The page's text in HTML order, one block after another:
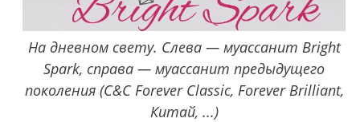
На дневном свету. Слева — муассанит Bright
Spark, справа — муассанит предыдущего
поколения (C&C Forever Classic, Forever Brilliant,
Китай, ...)